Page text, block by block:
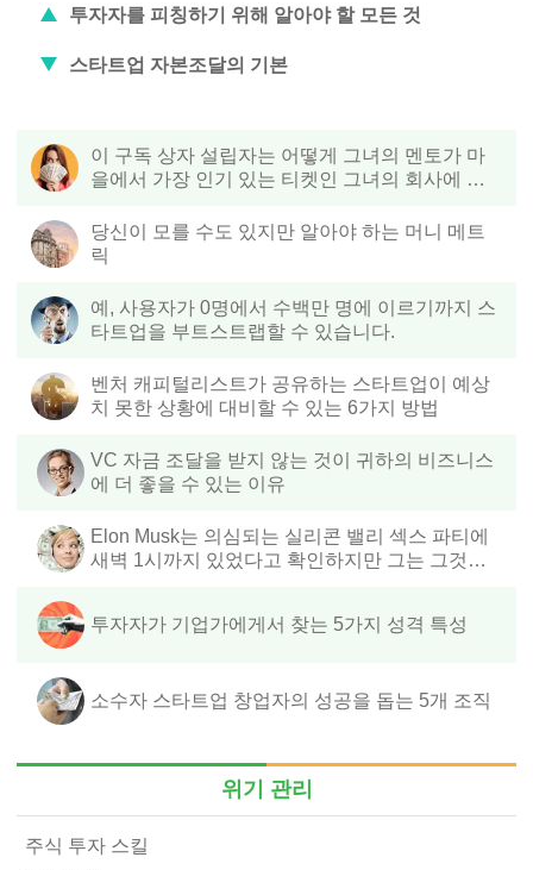
투자자를 피칭하기 위해 알아야 할 모든 것
스타트업 자본조달의 기본
이 구독 상자 설립자는 어떻게 그녀의 멘토가 마
을에서 가장 인기 있는 티켓인 그녀의 회사에 투
당신이 모를 수도 있지만 알아야 하는 머니 메트
릭
예, 사용자가 0명에서 수백만 명에 이르기까지 스
타트업을 부트스트랩할 수 있습니다.
벤처 캐피털리스트가 공유하는 스타트업이 예상
치 못한 상황에 대비할 수 있는 6가지 방법
VC 자금 조달을 받지 않는 것이 귀하의 비즈니스
에 더 좋을 수 있는 이유
Elon Musk는 의심되는 실리콘 밸리 섹스 파티에
새벽 1시까지 있었다고 확인하지만 그는 그것이
투자자가 기업가에게서 찾는 5가지 성격 특성
소수자 스타트업 창업자의 성공을 돕는 5개 조직
위기 관리
주식 투자 스킬